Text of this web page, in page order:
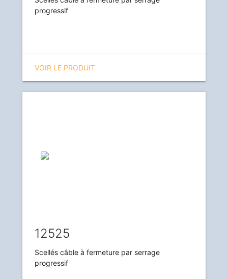
progressif
VOIR LE PRODUIT
12525
Scellés câble à fermeture par serrage
progressif